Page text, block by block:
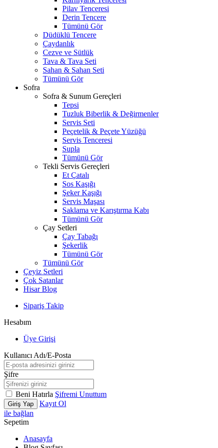
Pilav Tenceresi
Derin Tencere
Tümünü Gör
Düdüklü Tencere
Çaydanlık
Cezve ve Sütlük
Tava & Tava Seti
Sahan & Sahan Seti
Tümünü Gör
Sofra
Sofra & Sunum Gereçleri
Tepsi
Tuzluk Biberlik & Değirmenler
Servis Seti
Peçetelik & Peçete Yüzüğü
Servis Tenceresi
Supla
Tümünü Gör
Tekli Servis Gereçleri
Et Çatalı
Sos Kaşığı
Şeker Kaşığı
Servis Maşası
Saklama ve Karıştırma Kabı
Tümünü Gör
Çay Setleri
Çay Tabağı
Şekerlik
Tümünü Gör
Tümünü Gör
Çeyiz Setleri
Çok Satanlar
Hisar Blog
Sipariş Takip
Hesabım
Üye Girişi
Kullanıcı Adı/E-Posta
Şifre
Beni Hatırla Şifremi Unuttum
Giriş Yap
Kayıt Ol
ile bağlan
Sepetim
Anasayfa